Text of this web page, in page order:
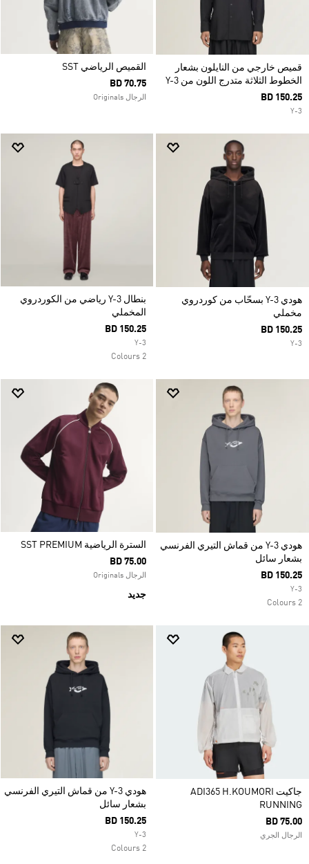
قميص خارجي من النايلون بشعار
الخطوط الثلاثة متدرج اللون من Y-3
BD 150.25
Y-3
القميص الرياضي SST
BD 70.75
الرجال Originals
هودي Y-3 بسحّاب من كوردروي
مخملي
BD 150.25
Y-3
بنطال Y-3 رياضي من الكوردروي
المخملي
BD 150.25
Y-3
2 Colours
هودي Y-3 من قماش التيري الفرنسي
بشعار سائل
BD 150.25
Y-3
2 Colours
السترة الرياضية SST PREMIUM
BD 75.00
الرجال Originals
جديد
جاكيت ADI365 H.KOUMORI
RUNNING
BD 75.00
الرجال الجري
هودي Y-3 من قماش التيري الفرنسي
بشعار سائل
BD 150.25
Y-3
2 Colours